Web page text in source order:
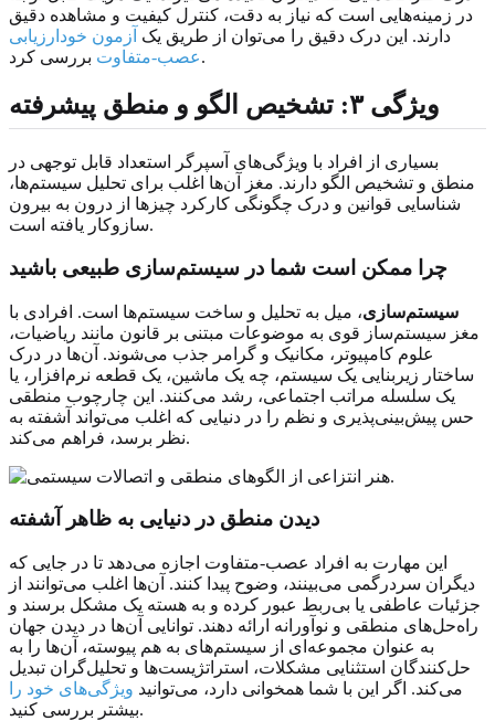
در زمینه‌هایی است که نیاز به دقت، کنترل کیفیت و مشاهده دقیق
دارند. این درک دقیق را می‌توان از طریق یک آزمون خودارزیابی
عصب‌-متفاوتبررسی کرد.
ویژگی ۳: تشخیص الگو و منطق پیشرفته
بسیاری از افراد با ویژگی‌های آسپرگر استعداد قابل توجهی در
منطق و تشخیص الگو دارند. مغز آن‌ها اغلب برای تحلیل سیستم‌ها،
شناسایی قوانین و درک چگونگی کارکرد چیزها از درون به بیرون
سازوکار یافته است.
چرا ممکن است شما در سیستم‌سازی طبیعی باشید
سیستم‌سازی، میل به تحلیل و ساخت سیستم‌ها است. افرادی با
مغز سیستم‌ساز قوی به موضوعات مبتنی بر قانون مانند ریاضیات،
علوم کامپیوتر، مکانیک و گرامر جذب می‌شوند. آن‌ها در درک
ساختار زیربنایی یک سیستم، چه یک ماشین، یک قطعه نرم‌افزار، یا
یک سلسله مراتب اجتماعی، رشد می‌کنند. این چارچوب منطقی
حس پیش‌بینی‌پذیری و نظم را در دنیایی که اغلب می‌تواند آشفته به
نظر برسد، فراهم می‌کند.
دیدن منطق در دنیایی به ظاهر آشفته
این مهارت به افراد عصب‌-متفاوت اجازه می‌دهد تا در جایی که
دیگران سردرگمی می‌بینند، وضوح پیدا کنند. آن‌ها اغلب می‌توانند از
جزئیات عاطفی یا بی‌ربط عبور کرده و به هسته یک مشکل برسند و
راه‌حل‌های منطقی و نوآورانه ارائه دهند. توانایی آن‌ها در دیدن جهان
به عنوان مجموعه‌ای از سیستم‌های به هم پیوسته، آن‌ها را به
حل‌کنندگان استثنایی مشکلات، استراتژیست‌ها و تحلیل‌گران تبدیل
می‌کند. اگر این با شما همخوانی دارد، می‌توانید ویژگی‌های خود را
بیشتر بررسی کنید.